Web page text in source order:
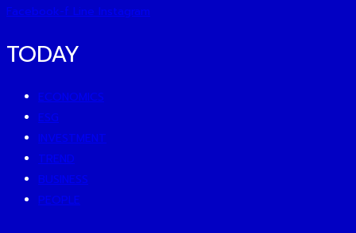
Facebook-f Line Instagram
TODAY
ECONOMICS
ESG
INVESTMENT
TREND
BUSINESS
PEOPLE